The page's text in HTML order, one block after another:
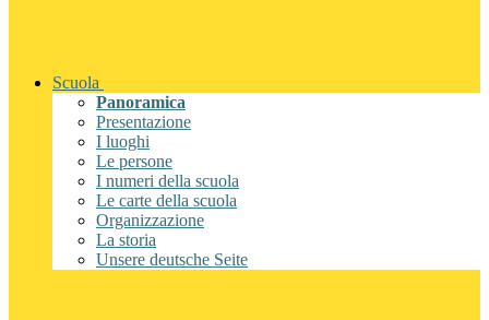
Scuola
Panoramica
Presentazione
I luoghi
Le persone
I numeri della scuola
Le carte della scuola
Organizzazione
La storia
Unsere deutsche Seite